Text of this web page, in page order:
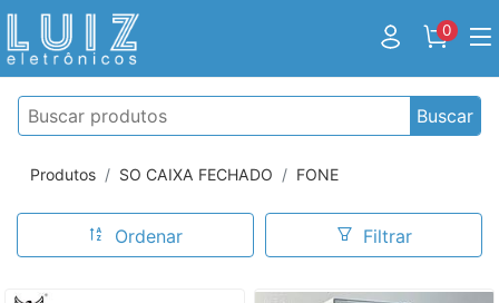
0
Buscar
Produtos SO CAIXA FECHADO FONE
Ordenar Filtrar